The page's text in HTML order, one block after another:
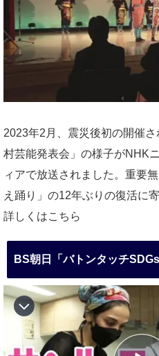
2023年2月、震災後初の開催
村芸能発表会」の様子がNHK
ィアで放送されました。重要
え踊り」の12年ぶりの復活に
詳しくはこちら
BS朝日「バトンタッチ